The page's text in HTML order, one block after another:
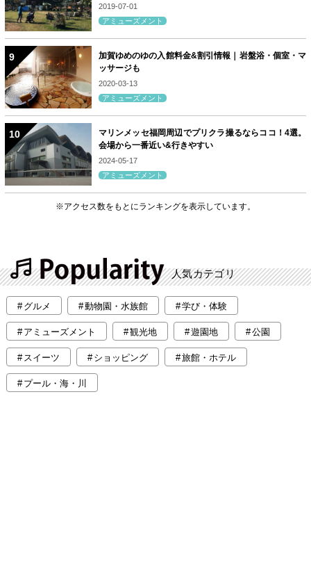
2019-07-01
アミューズメント
加賀ゆめのゆの入館料金&割引情報｜岩盤浴・個室・マ
ッサージも
2020-03-13
アミューズメント
マリンメッセ福岡周辺でプリクラ撮るならココ！4選。
会場から一番近い&行きやすい
2024-05-17
アミューズメント
※アクセス数をもとにランキングを表示しています。
人気カテゴリ
グルメ 動物園・水族館 学び・体験
アミューズメント 観光地 遊園地 公園
スイーツ ショッピング 旅館・ホテル
プール・海・川